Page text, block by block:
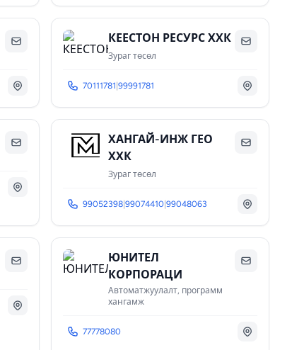
КЕЕСТОН РЕСУРС ХХК
Зураг төсөл
70111781 99991781
ХАНГАЙ-ИНЖ ГЕО
ХХК
Зураг төсөл
99052398| 99074410 99048063
ЮНИТЕЛ
КОРПОРАЦИ
Автоматжуулалт, программ
хангамж
77778080